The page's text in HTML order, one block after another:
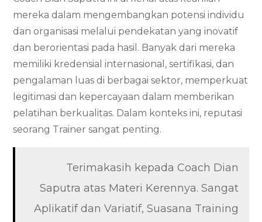
mereka dalam mengembangkan potensi individu
dan organisasi melalui pendekatan yang inovatif
dan berorientasi pada hasil. Banyak dari mereka
memiliki kredensial internasional, sertifikasi, dan
pengalaman luas di berbagai sektor, memperkuat
legitimasi dan kepercayaan dalam memberikan
pelatihan berkualitas. Dalam konteks ini, reputasi
seorang Trainer sangat penting.
Terimakasih kepada Coach Dian
Saputra atas Materi Kerennya. Sangat
Aplikatif dan Variatif, Suasana Training